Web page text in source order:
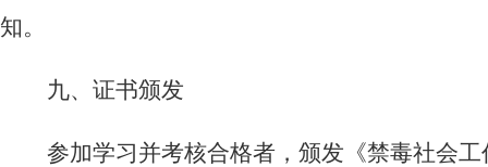
知。
九、 证书颁发
参加学习并考核合格者，颁发《禁毒社会